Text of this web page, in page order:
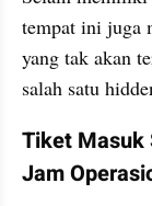
tempat ini juga
yang tak akan
salah satu
Tiket Masuk
Jam